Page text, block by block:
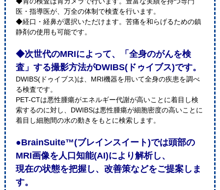
医・指導医が、万全の体制で検査を行います。
◆経口・経鼻が選択いただけます。苦痛を和らげるための鎮
静剤の使用も可能です。
◆次世代のMRIによって、「全身のがんを検
査」する撮影方法がDWIBS(ドゥイブス)です。
DWIBS(ドゥイブス)は、MRI機器を用いて全身の疾患を調べ
る検査です。
PET-CTは悪性腫瘍がエネルギー代謝が高いことに着目し検
索するのに対し、DWIBSは悪性腫瘍が細胞密度の高いことに
着目し細胞間の水の動きをもとに検索します。
●BrainSuite™(ブレインスイート)では頭部の
MRI画像を人口知能(AI)により解析し、
現在の状態を把握し、改善策などをご提案しま
す。